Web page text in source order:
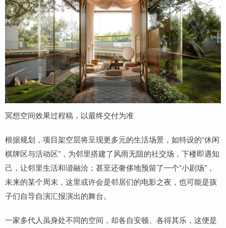
冥想空间效果过程稿，以最终交付为准
根据规划，项目架空层将呈现更多元的生活场景，如特设的“休闲
棋牌区与活动区”，为邻里搭建了风雨无阻的社交场，下楼即遇知
己，让邻里生活和谐融洽；甚至还奢侈地预留了一个“小剧场”，
未来的某个周末，这里或许会是邻居们的电影之夜，也可能是孩
子们自导自演汇报演出的舞台。
一家多代人虽身处不同的空间，却各自安顿、各得其乐，这便是